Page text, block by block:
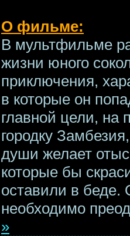
О фильме:
В мультфильме
жизни юного
приключения,
в которые он
главной цели, на
городку
души желает
которые бы
оставили в беде.
необходимо
»